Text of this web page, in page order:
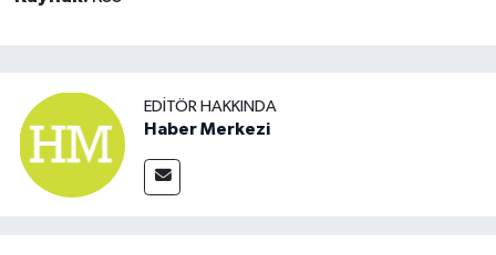
EDITÖR HAKKINDA
Haber Merkezi